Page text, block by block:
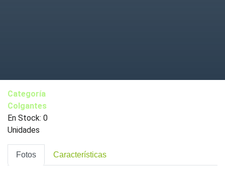
Categoría
Colgantes
En Stock: 0
Unidades
Fotos Características